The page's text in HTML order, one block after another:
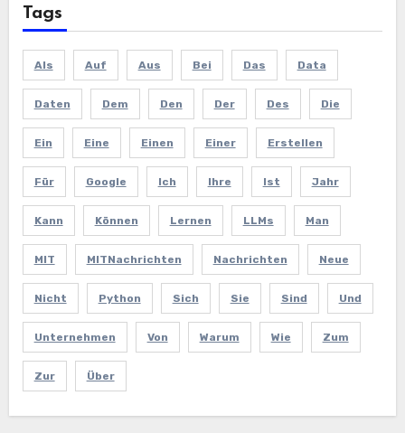
Tags
Als Auf Aus Bei Das Data
Daten Dem Den Der Des Die
Ein Eine Einen Einer Erstellen
Für Google Ich Ihre Ist Jahr
Kann Können Lernen LLMs Man
MIT MITNachrichten Nachrichten Neue
Nicht Python Sich Sie Sind Und
Unternehmen Von Warum Wie Zum
Zur Über